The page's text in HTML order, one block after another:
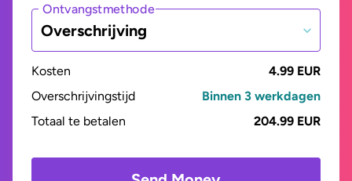
Ontvangstmethode
Overschrijving
Kosten
4.99 EUR
Overschrijvingstijd
Binnen 3 werkdagen
Totaal te betalen
204.99 EUR